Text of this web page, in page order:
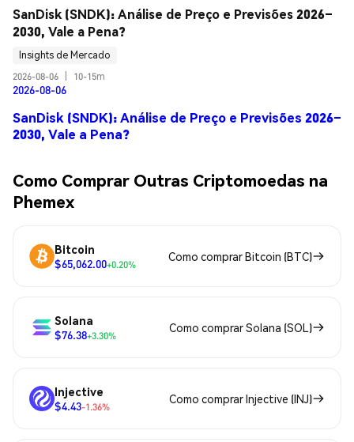
SanDisk (SNDK): Análise de Preço e Previsões 2026–
2030, Vale a Pena?
Insights de Mercado
2026-08-06
10-15m
2026-08-06
SanDisk (SNDK): Análise de Preço e Previsões 2026–
2030, Vale a Pena?
Como Comprar Outras Criptomoedas na
Phemex
Bitcoin
$65,062.00+0.20%
Como comprar Bitcoin (BTC)
Solana
$76.38+3.30%
Como comprar Solana (SOL)
Injective
$4.43-1.36%
Como comprar Injective (INJ)